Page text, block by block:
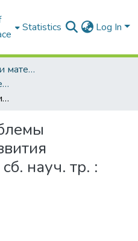
Statistics Log In
Сборники трудов и материалов конференций
Сборники трудов и материалы конференций
Актуальные проблемы интенсивного развития животноводства: сб. науч. тр. : Вып. 27, Ч.2.
науч. тр. :